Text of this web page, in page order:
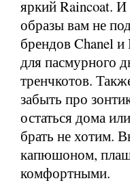
яркий Raincoat.
образы вам не
брендов Chanel
для пасмурного
тренчкотов.
забыть про
остаться дома
брать не хотим.
капюшоном,
комфортными.